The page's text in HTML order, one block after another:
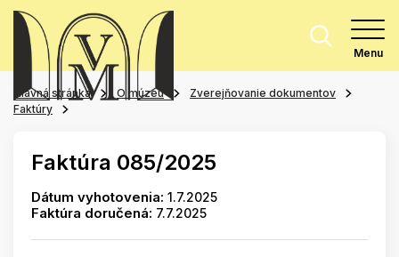
Menu
Hlavná stránka O múzeu
Zverejňovanie dokumentov
Faktúry
Faktúra 085/2025
Dátum vyhotovenia: 1.7.2025
Faktúra doručená: 7.7.2025